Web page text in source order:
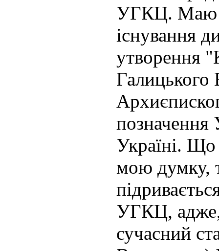
УГКЦ. Маю
існування
утворення
Галицького
Україні. Що
мою думку,
УГКЦ, адже,
сучасний